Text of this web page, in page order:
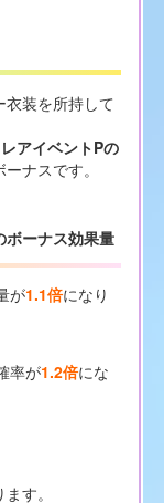
衣装を所持して
アイベントPの
ーナスです。
ボーナス効果量
が1.1倍になり
率が1.2倍にな
す。